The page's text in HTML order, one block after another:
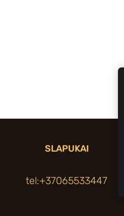
SLAPUKAI
tel:+37065533447